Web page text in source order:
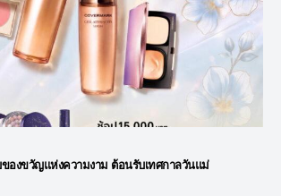
องขวัญแห่งความงาม ต้อนรับเทศกาลวันแม่